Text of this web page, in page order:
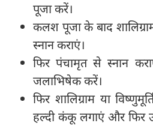
पूजा करें।
कलश पूजा के बाद
स्नान कराएं।
फिर पंचामृत से स्नान
जलाभिषेक करें।
फिर शालिग्राम या
हल्दी कंकू लगाएं और फिर